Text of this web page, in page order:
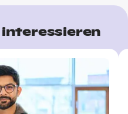
interessieren